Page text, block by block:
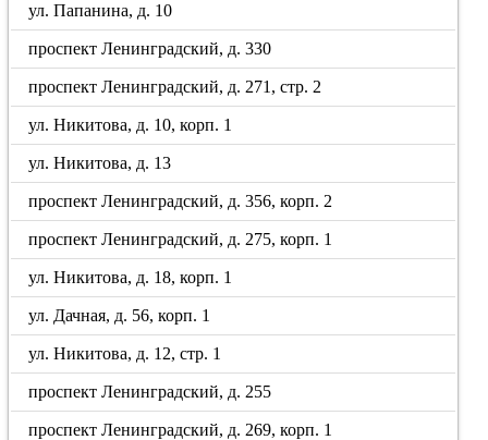
ул. Папанина, д. 10
проспект Ленинградский, д. 330
проспект Ленинградский, д. 271, стр. 2
ул. Никитова, д. 10, корп. 1
ул. Никитова, д. 13
проспект Ленинградский, д. 356, корп. 2
проспект Ленинградский, д. 275, корп. 1
ул. Никитова, д. 18, корп. 1
ул. Дачная, д. 56, корп. 1
ул. Никитова, д. 12, стр. 1
проспект Ленинградский, д. 255
проспект Ленинградский, д. 269, корп. 1